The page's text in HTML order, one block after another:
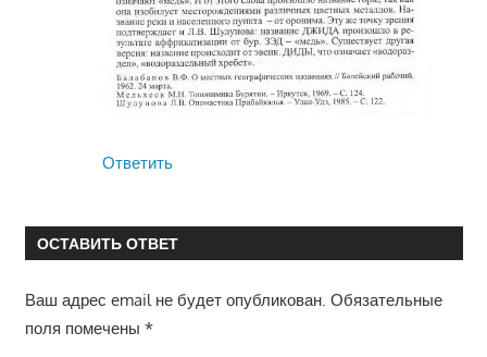
Ответить
ОСТАВИТЬ ОТВЕТ
Ваш адрес email не будет опубликован. Обязательные
поля помечены *